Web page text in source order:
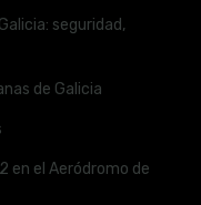
seguridad,
de Galicia
en el Aeródromo de